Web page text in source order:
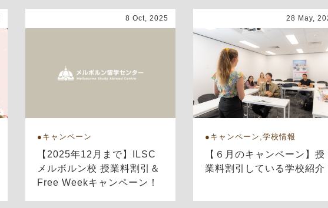
8 Oct, 2025
キャンペーン
【2025年12月まで】ILSC
メルボルン校 授業料割引＆
Free Weekキャンペーン！
28 May,
キャンペーン,学校情報
【６月のキャンペーン】授
業料割引している学校紹介